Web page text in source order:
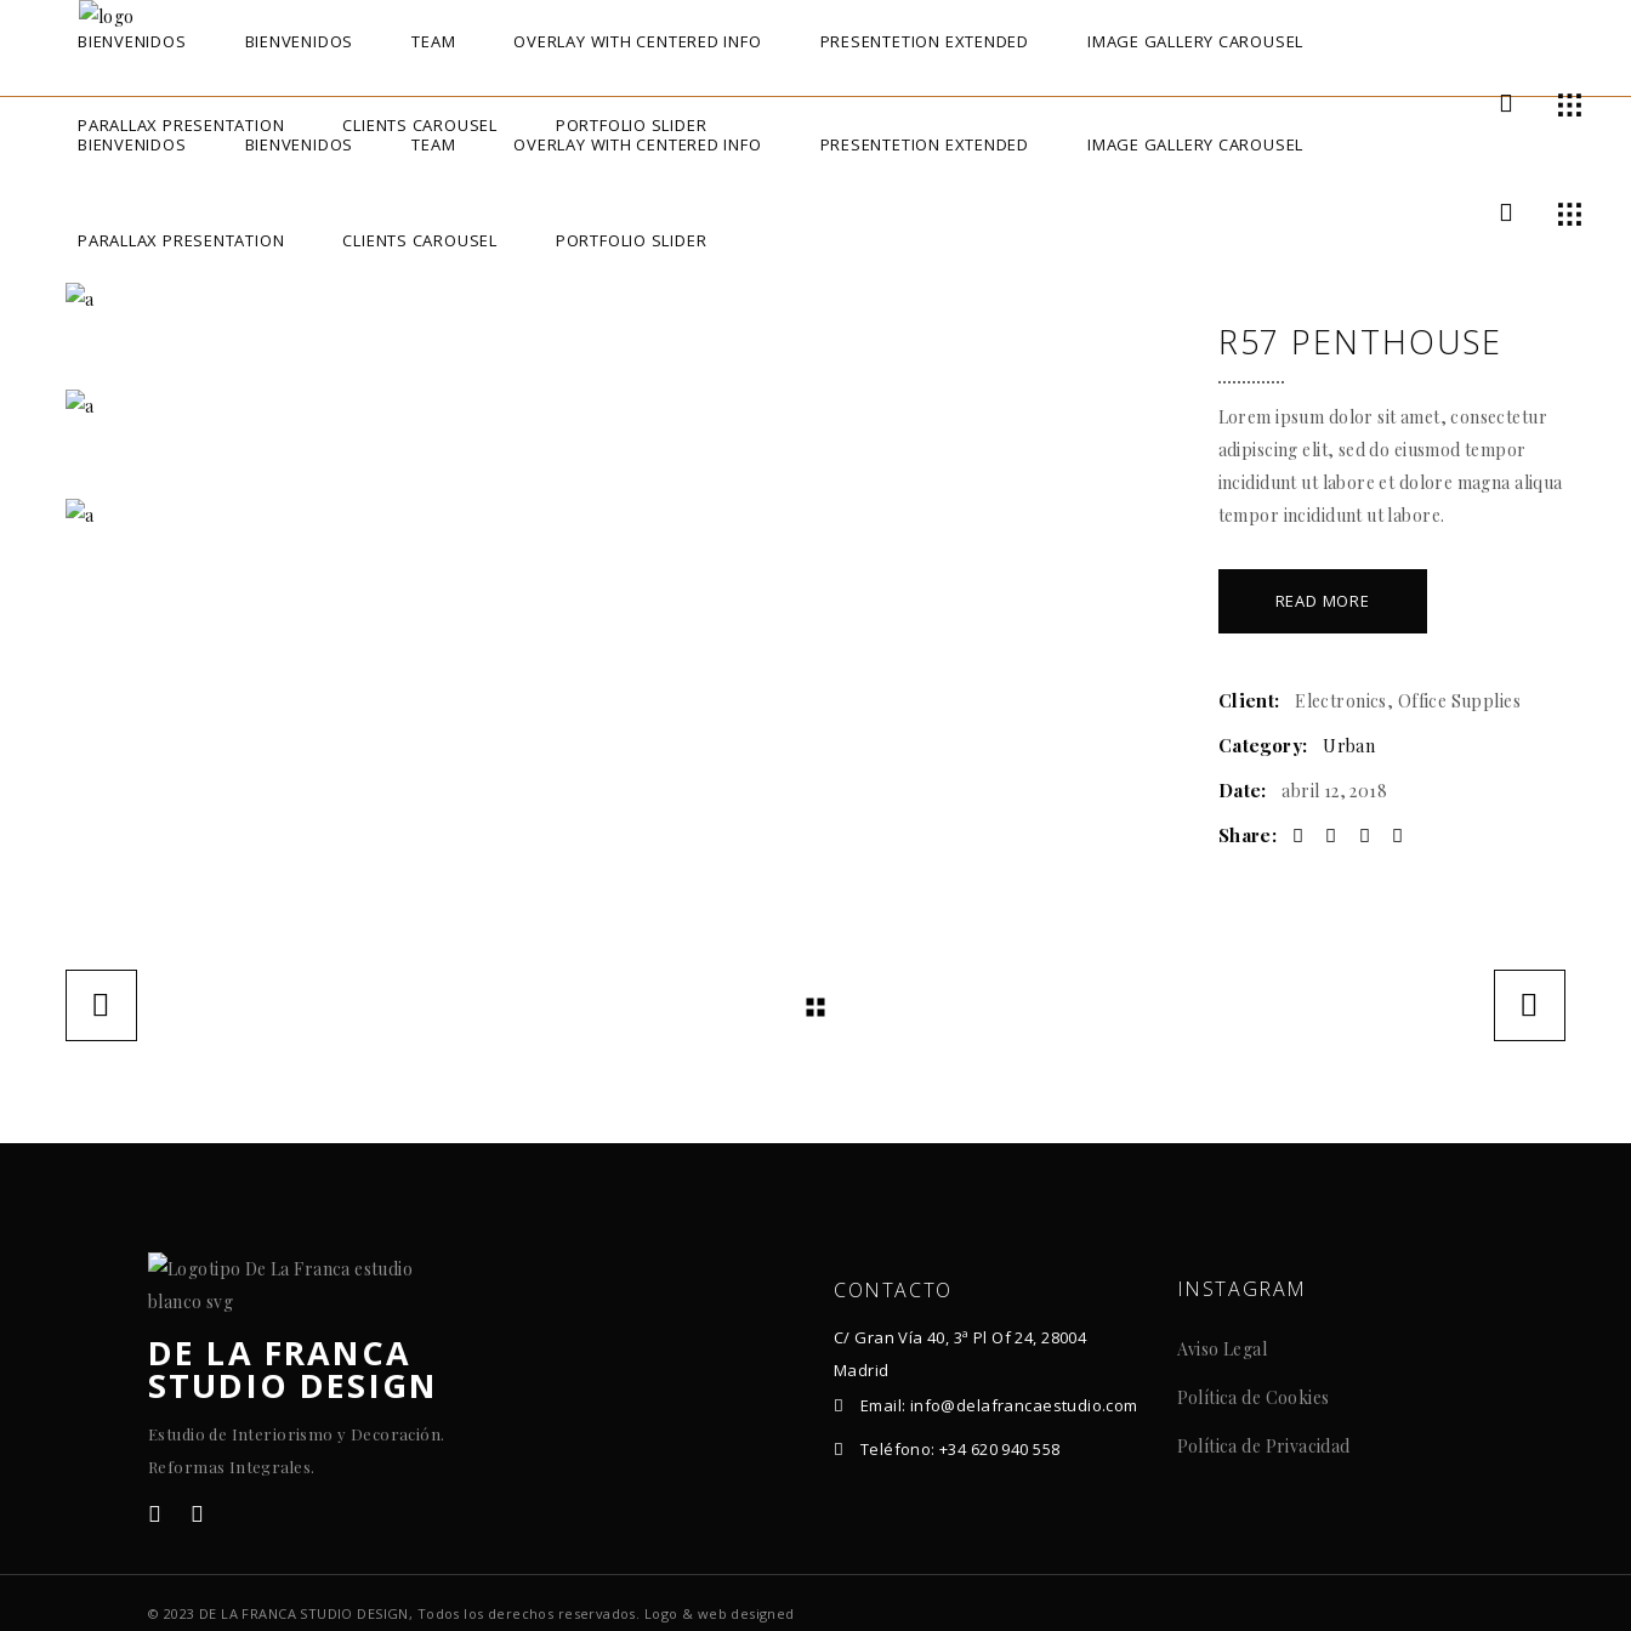
BIENVENIDOS BIENVENIDOS TEAM OVERLAY WITH CENTERED INFO PRESENTETION EXTENDED IMAGE GALLERY CAROUSEL
PARALLAX PRESENTATION CLIENTS CAROUSEL PORTFOLIO SLIDER
BIENVENIDOS BIENVENIDOS TEAM OVERLAY WITH CENTERED INFO PRESENTETION EXTENDED IMAGE GALLERY CAROUSEL
PARALLAX PRESENTATION CLIENTS CAROUSEL PORTFOLIO SLIDER
R57 PENTHOUSE
Lorem ipsum dolor sit amet, consectetur
adipiscing elit, sed do eiusmod tempor
incididunt ut labore et dolore magna aliqua
tempor incididunt ut labore.
READ MORE
Client: Electronics, Office Supplies
Category: Urban
Date: abril 12, 2018
Share:
DE LA FRANCA
STUDIO DESIGN
Estudio de Interiorismo y Decoración.
Reformas Integrales.
CONTACTO
C/ Gran Vía 40, 3ª Pl Of 24, 28004
Madrid
Email: info@delafrancaestudio.com
Teléfono: +34 620 940 558
INSTAGRAM
Aviso Legal
Política de Cookies
Política de Privacidad
© 2023 DE LA FRANCA STUDIO DESIGN, Todos los derechos reservados. Logo & web designed